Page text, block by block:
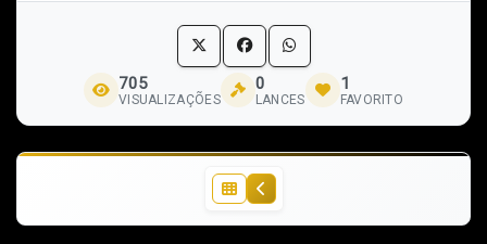
705
VISUALIZAÇÕES
0
LANCES
1
FAVORITO